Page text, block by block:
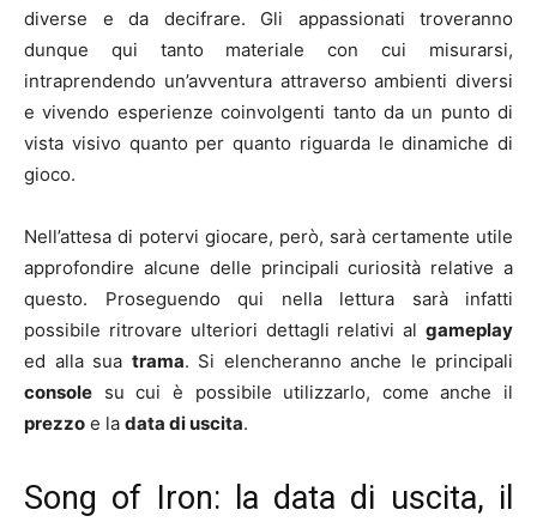
diverse e da decifrare. Gli appassionati troveranno
dunque qui tanto materiale con cui misurarsi,
intraprendendo un’avventura attraverso ambienti diversi
e vivendo esperienze coinvolgenti tanto da un punto di
vista visivo quanto per quanto riguarda le dinamiche di
gioco.
Nell’attesa di potervi giocare, però, sarà certamente utile
approfondire alcune delle principali curiosità relative a
questo. Proseguendo qui nella lettura sarà infatti
possibile ritrovare ulteriori dettagli relativi al gameplay
ed alla sua trama. Si elencheranno anche le principali
console su cui è possibile utilizzarlo, come anche il
prezzo e la data di uscita.
Song of Iron: la data di uscita, il